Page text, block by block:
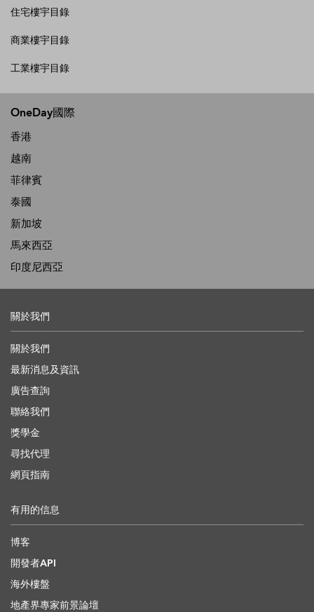
住宅樓宇目錄
商業樓宇目錄
工業樓宇目錄
OneDay國際
香港
越南
菲律賓
泰國
新加坡
馬來西亞
印度尼西亞
關於我們
關於我們
最新消息及資訊
廣告查詢
聯絡我們
獎學金
尋找代理
網頁指南
有用的信息
博客
開發者API
海外樓盤
地產界專家前景論壇